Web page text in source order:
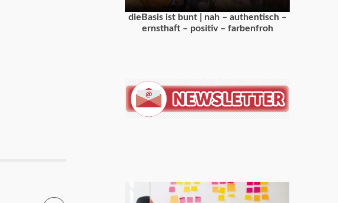
dieBasis ist bunt | nah – authentisch –
ernsthaft – positiv – farbenfroh